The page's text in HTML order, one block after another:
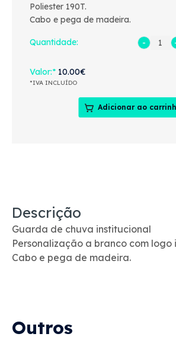
Poliester 190T.
Cabo e pega de madeira.
Quantidade:
Valor 10.00€
*IVA INCLUÍDO
Adicionar ao
Descrição
Guarda de chuva institucional
Personalização a branco com logo
Cabo e pega de madeira.